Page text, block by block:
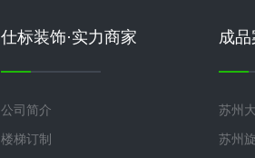
仕标装饰·实力商家
公司简介
楼梯订制
成品
苏州
苏州